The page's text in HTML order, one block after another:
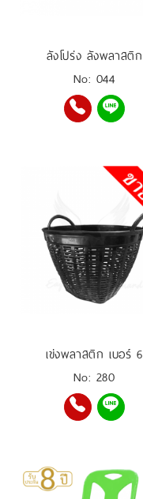
ลังโปร่ง ลังพลาสติก
No: 044
เข่งพลาสติก เบอร์ 6
No: 280